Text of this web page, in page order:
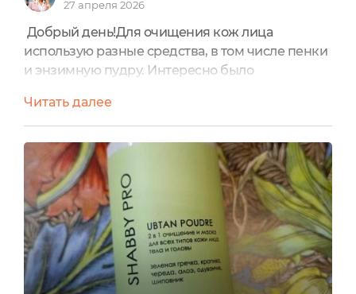
27 апреля 2026
Добрый день!Для очищения кож лица
использую разные средства, в том числе пенки
и энзимную пудру. Интересно было
для очищения лица Убтан марки SHABBY PRO,
что это такое и какими свойствами
обладает:Убтан SHABBY PRO — натуральная
аюрведическая пудра 2-в-1: бережное
ежедневное очищение и мягкая маска-детокс
для лица, тела и кожи головы. Основа — мука из
зелёной...
Читать далее